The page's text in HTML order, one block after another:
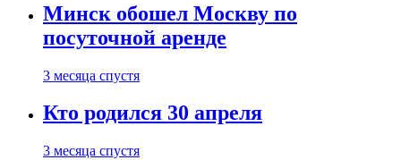
Минск обошел Москву по
посуточной аренде
3 месяца спустя
Кто родился 30 апреля
3 месяца спустя